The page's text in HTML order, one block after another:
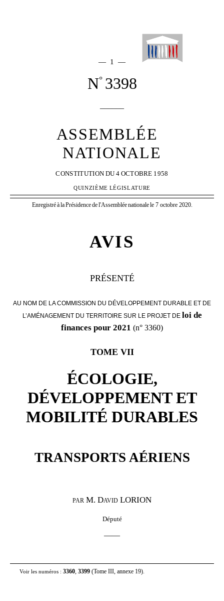
— 1 —
N° 3398
ASSEMBLÉE
NATIONALE
CONSTITUTION DU 4 OCTOBRE 1958
QUINZIÈME LÉGISLATURE
EnregistréàlaPrésidencedel'Assembléenationalele 7 octobre 2020.
AVIS
PRÉSENTÉ
AU NOM DE LA COMMISSION DU DÉVELOPPEMENT DURABLE ET DE
L’AMÉNAGEMENT DU TERRITOIRE SUR LE PROJET DE loi de
finances pour 2021 (n° 3360)
TOME VII
ÉCOLOGIE,
DÉVELOPPEMENT ET
MOBILITÉ DURABLES
TRANSPORTS AÉRIENS
PAR M. David LORION
Député
——
Voir les numéros : 3360, 3399 (Tome III, annexe 19).